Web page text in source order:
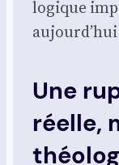
logique
Une
réelle,